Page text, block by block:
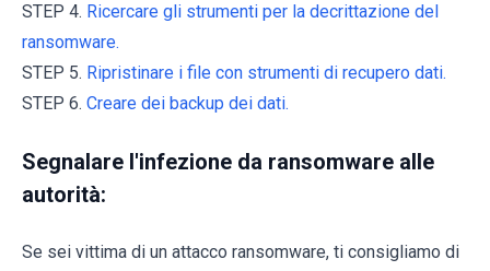
STEP 4. Ricercare gli strumenti per la decrittazione del
ransomware.
STEP 5. Ripristinare i file con strumenti di recupero dati.
STEP 6. Creare dei backup dei dati.
Segnalare l'infezione da ransomware alle
autorità:
Se sei vittima di un attacco ransomware, ti consigliamo di